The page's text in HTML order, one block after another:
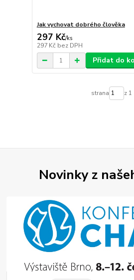
Jak vychovat dobrého člověka
297 Kč/ks
297 Kč bez DPH
Přidat do
strana z 1
Novinky z